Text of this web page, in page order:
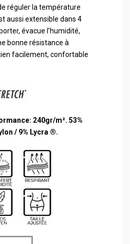
réguler la température
aussi extensible dans 4
évacue l’humidité,
bonne résistance à
facilement, confortable
240gr/m². 53%
/ 9% Lycra ®.